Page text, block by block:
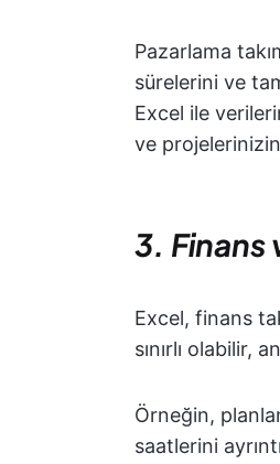
Pazarlama
sürelerini ve
Excel ile
ve
3. Finans
Excel, finans
sınırlı olabilir,
Örneğin,
saatlerini